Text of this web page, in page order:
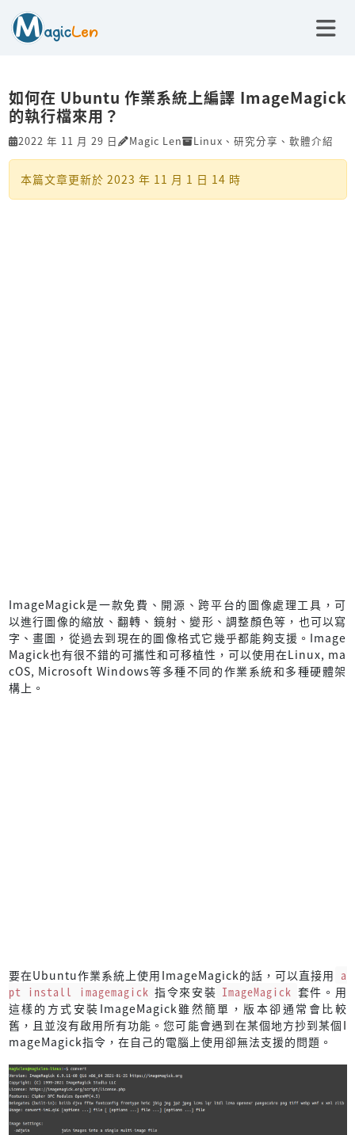
如何在 Ubuntu 作業系統上編譯 ImageMagick
的執行檔來用？
2022 年 11 月 29 日 Magic Len Linux 、 研究分享 、 軟體介紹
本篇文章更新於 2023 年 11 月 1 日 14 時
ImageMagick是一款免費、開源、跨平台的圖像處理工具，可
以進行圖像的縮放、翻轉、鏡射、變形、調整顏色等，也可以寫
字、畫圖，從過去到現在的圖像格式它幾乎都能夠支援。Image
Magick也有很不錯的可攜性和可移植性，可以使用在Linux, ma
cOS, Microsoft Windows等多種不同的作業系統和多種硬體架
構上。
要在Ubuntu作業系統上使用ImageMagick的話，可以直接用 a
pt install imagemagick 指令來安裝 ImageMagick 套件。用
這樣的方式安裝ImageMagick雖然簡單，版本卻通常會比較
舊，且並沒有啟用所有功能。您可能會遇到在某個地方抄到某個I
mageMagick指令，在自己的電腦上使用卻無法支援的問題。